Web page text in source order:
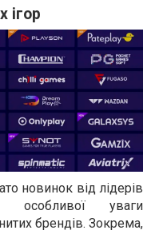
ігор
новинок від лідерів
особливої уваги
брендів. Зокрема,